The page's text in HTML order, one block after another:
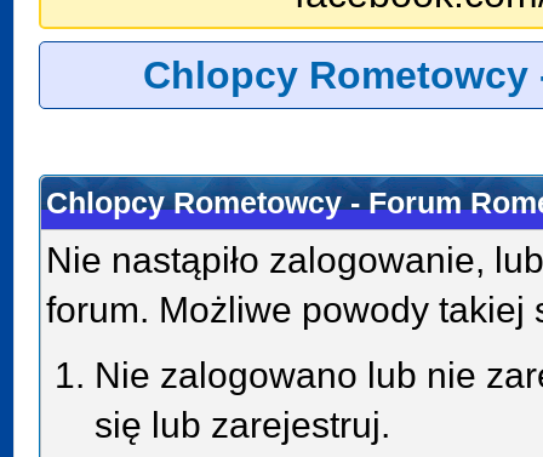
Chlopcy Rometowcy
Chlopcy Rometowcy - Forum
Nie nastąpiło zalogowanie,
forum. Możliwe powody takiej
Nie zalogowano lub nie
się lub zarejestruj.